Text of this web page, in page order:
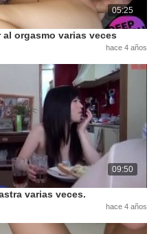
05:25
orgasmo varias veces
hace 4 años
09:50
varias veces.
hace 4 años